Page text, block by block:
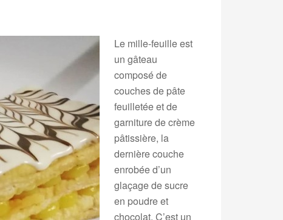
Le mille-feuille est
un gâteau
composé de
couches de pâte
feuilletée et de
garniture de crème
pâtissière, la
dernière couche
enrobée d’un
glaçage de sucre
en poudre et
chocolat. C’est un